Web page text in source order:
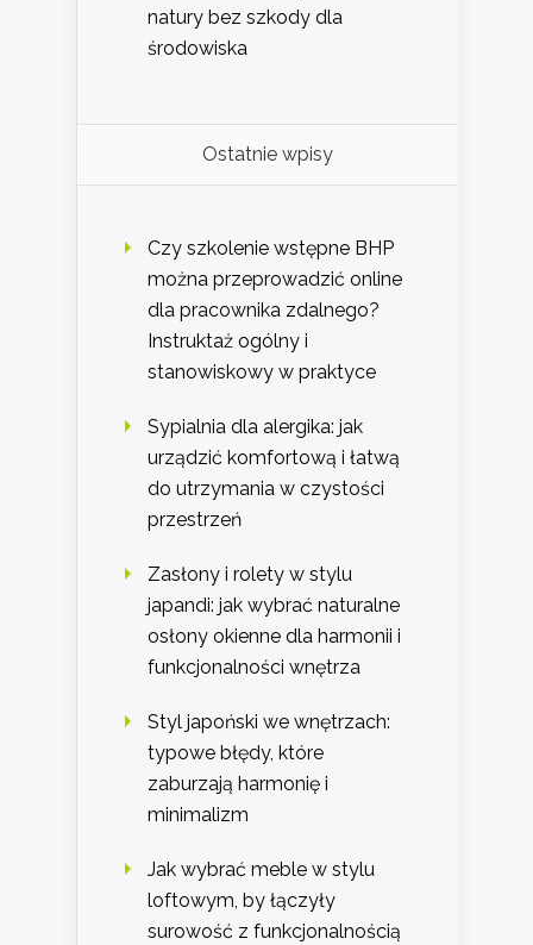
natury bez szkody dla
środowiska
Ostatnie wpisy
Czy szkolenie wstępne BHP
można przeprowadzić online
dla pracownika zdalnego?
Instruktaż ogólny i
stanowiskowy w praktyce
Sypialnia dla alergika: jak
urządzić komfortową i łatwą
do utrzymania w czystości
przestrzeń
Zasłony i rolety w stylu
japandi: jak wybrać naturalne
osłony okienne dla harmonii i
funkcjonalności wnętrza
Styl japoński we wnętrzach:
typowe błędy, które
zaburzają harmonię i
minimalizm
Jak wybrać meble w stylu
loftowym, by łączyły
surowość z funkcjonalnością